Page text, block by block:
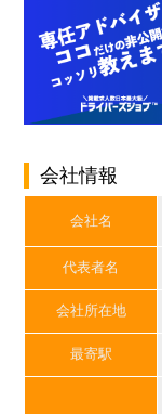
会社情報
会社名
代表者名
会社所在地
最寄駅